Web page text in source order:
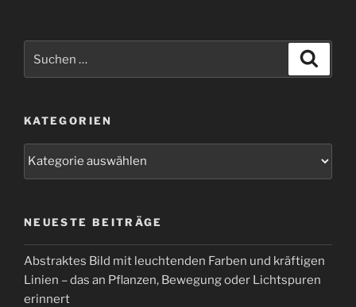
nach:
KATEGORIEN
NEUESTE BEITRÄGE
Abstraktes Bild mit leuchtenden Farben und kräftigen
Linien – das an Pflanzen, Bewegung oder Lichtspuren
erinnert